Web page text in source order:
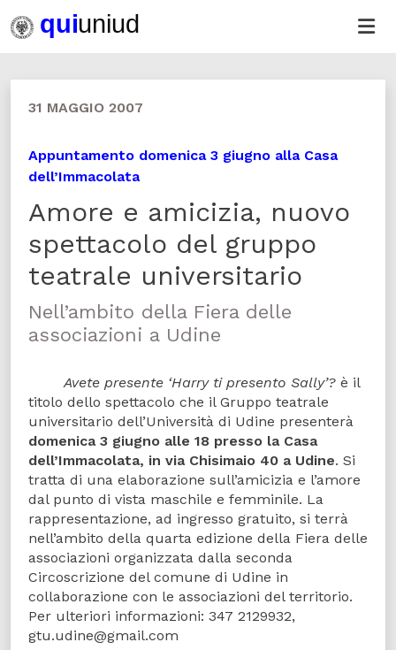
31 MAGGIO 2007
Appuntamento domenica 3 giugno alla Casa
dell’Immacolata
Amore e amicizia, nuovo
spettacolo del gruppo
teatrale universitario
Nell’ambito della Fiera delle
associazioni a Udine
Avete presente ‘Harry ti presento Sally’? è il
titolo dello spettacolo che il Gruppo teatrale
universitario dell’Università di Udine presenterà
domenica 3 giugno alle 18 presso la Casa
dell’Immacolata, in via Chisimaio 40 a Udine. Si
tratta di una elaborazione sull’amicizia e l’amore
dal punto di vista maschile e femminile. La
rappresentazione, ad ingresso gratuito, si terrà
nell’ambito della quarta edizione della Fiera delle
associazioni organizzata dalla seconda
Circoscrizione del comune di Udine in
collaborazione con le associazioni del territorio.
Per ulteriori informazioni: 347 2129932,
gtu.udine@gmail.com